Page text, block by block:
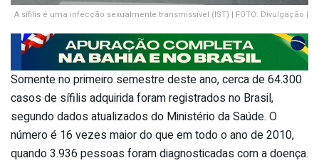
A sífilis é uma infecção sexualmente transmissível (IST) | FOTO: Divulgação |
Somente no primeiro semestre deste ano, cerca de 64.300
casos de sífilis adquirida foram registrados no Brasil,
segundo dados atualizados do Ministério da Saúde. O
número é 16 vezes maior do que em todo o ano de 2010,
quando 3.936 pessoas foram diagnosticadas com a doença.